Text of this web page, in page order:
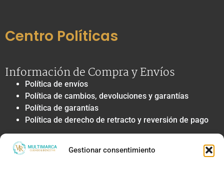
Gestionar consentimiento
Centro Políticas
Información de Compra y Envíos
Política de envíos
Política de cambios, devoluciones y garantías
Política de garantías
Política de derecho de retracto y reversión de pago
Privacidad y Tratamiento de Datos
Política de privacidad y tratamiento de datos